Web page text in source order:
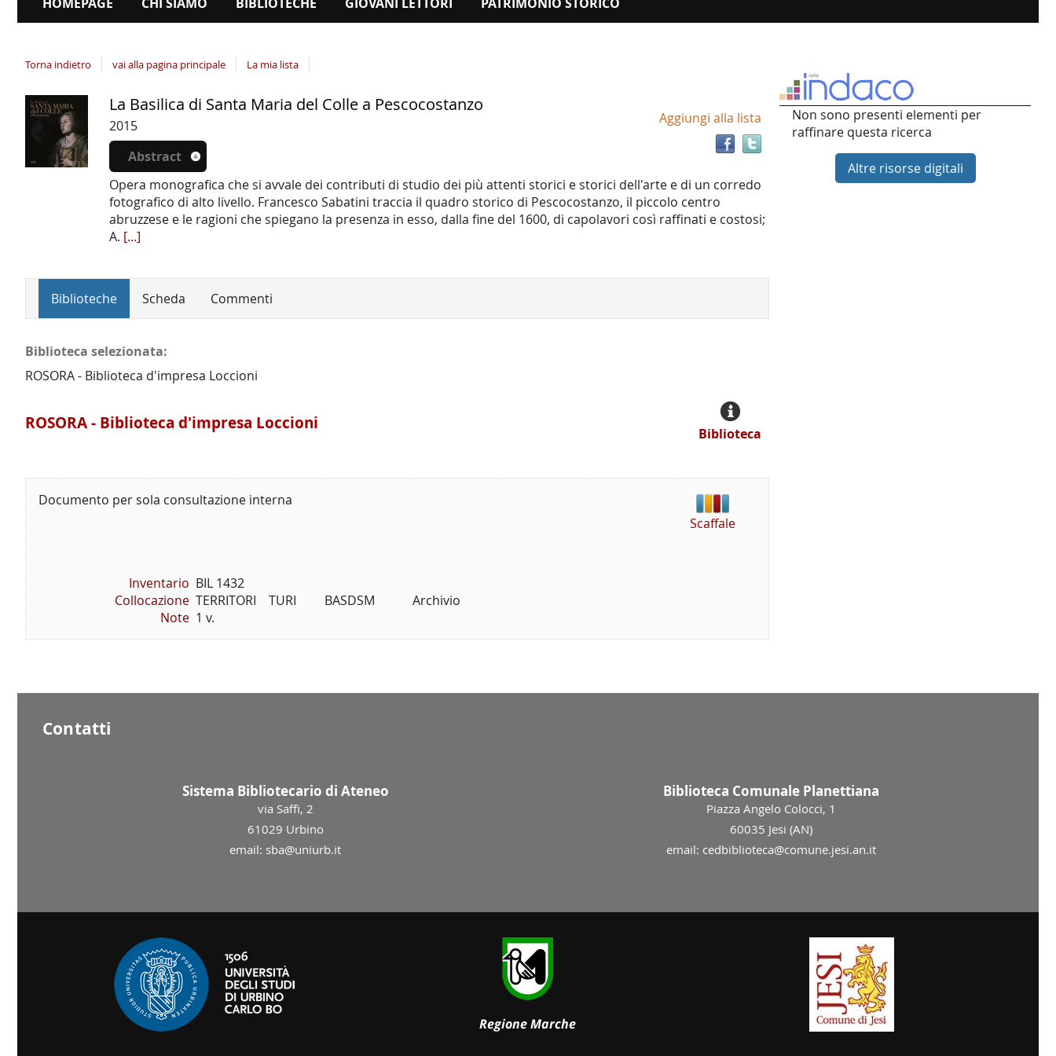
Torna indietro vai alla pagina principale La mia lista
Dettaglio
documento
Trova
documento
Aggiungi alla lista
La Basilica di Santa Maria del Colle a Pescocostanzo
2015
Abstract
Opera monografica che si avvale dei contributi di studio dei più attenti storici e storici dell'arte e di un corredo
fotografico di alto livello. Francesco Sabatini traccia il quadro storico di Pescocostanzo, il piccolo centro
abruzzese e le ragioni che spiegano la presenza in esso, dalla fine del 1600, di capolavori così raffinati e costosi;
A. [...]
Biblioteche Scheda Commenti
Biblioteca selezionata:
ROSORA - Biblioteca d'impresa Loccioni
ROSORA - Biblioteca d'impresa Loccioni
Biblioteca
Documento per sola consultazione interna
Inventario BIL 1432
Collocazione TERRITORI    TURI         BASDSM            Archivio
Note 1 v.
Scaffale
Non sono presenti elementi per
raffinare questa ricerca
Altre risorse digitali
Contatti
Sistema Bibliotecario di Ateneo
via Saffi, 2
61029 Urbino
email: sba@uniurb.it
Biblioteca Comunale Planettiana
Piazza Angelo Colocci, 1
60035 Jesi (AN)
email: cedbiblioteca@comune.jesi.an.it